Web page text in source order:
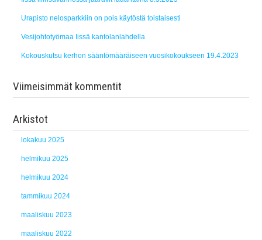
Urapisto nelosparkkiin on pois käytöstä toistaisesti
Vesijohtotyömaa Iissä kantolanlahdella
Kokouskutsu kerhon sääntömääräiseen vuosikokoukseen 19.4.2023
Viimeisimmät kommentit
Arkistot
lokakuu 2025
helmikuu 2025
helmikuu 2024
tammikuu 2024
maaliskuu 2023
maaliskuu 2022